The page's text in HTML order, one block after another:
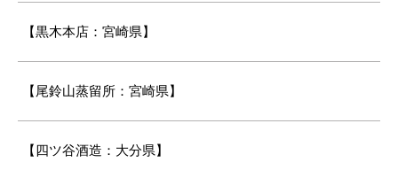
【黒木本店：宮崎県】
【尾鈴山蒸留所：宮崎県】
【四ツ谷酒造：大分県】